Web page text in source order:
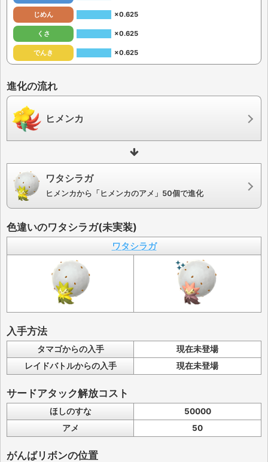
じめん ×0.625
くさ ×0.625
でんき ×0.625
進化の流れ
ヒメンカ
ワタシラガ
ヒメンカから「ヒメンカのアメ」50個で進化
色違いのワタシラガ(未実装)
ワタシラガ
入手方法
タマゴからの入手
現在未登場
レイドバトルからの入手
現在未登場
サードアタック解放コスト
ほしのすな
50000
アメ
50
がんばリボンの位置